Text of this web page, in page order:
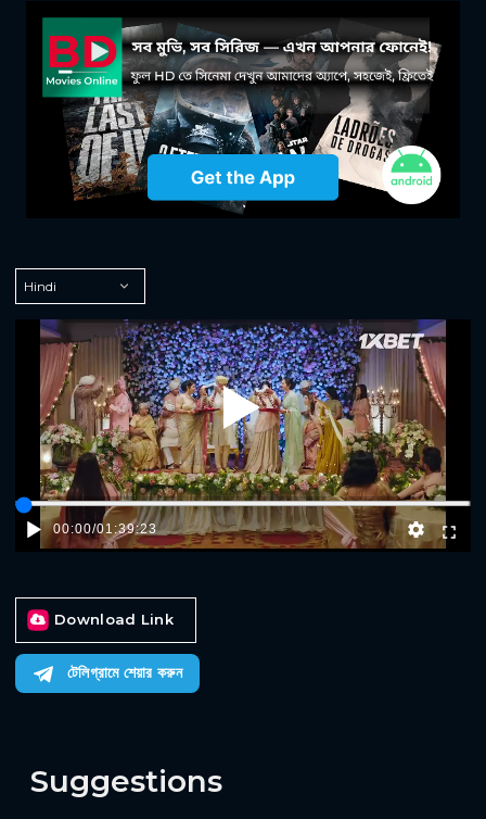
Play
00:00/01:39:23
Download Link
টেলিগ্রামে শেয়ার করুন
Suggestions